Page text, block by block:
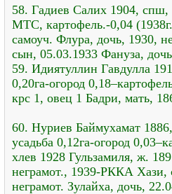
58. Гадиев Салих 1904,
МТС, картофель.-0,04
самоуч. Флура, дочь, 1930,
сын, 05.03.1933 Фануза,
59. Идиятуллин Гавдулла
0,20га-огород
крс 1, овец 1 Бадри, мать,
60. Нуриев Баймухамат
усадьба 0,12га-огород
хлев 1928 Гульзамиля, ж.
неграмот., 1939-РККА Хази,
неграмот. Зулайха, дочь,